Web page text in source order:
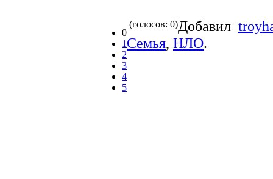
0
1
2
3
4
5
(голосов: 0)Добавил
Семья, НЛО.